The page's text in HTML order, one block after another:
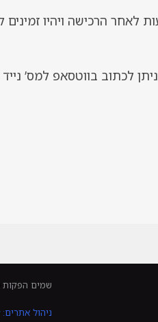
שמים הפקות
ניהול אתרים: The Shark Lady